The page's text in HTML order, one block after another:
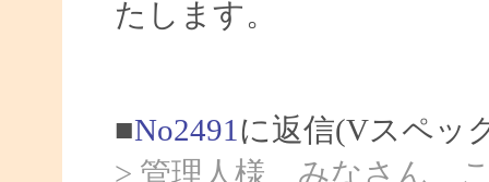
たします。
■No2491 に返信(Vスペッ
> 管理人様 みなさん